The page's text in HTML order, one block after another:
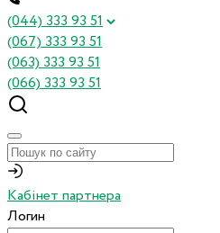
(044) 333 93 51
(067) 333 93 51
(063) 333 93 51
(066) 333 93 51
Кабінет партнера
Логин